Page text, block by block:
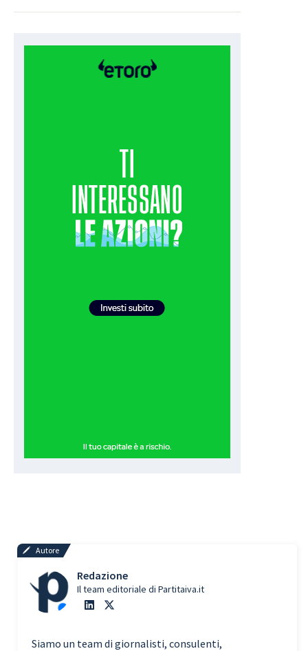
Autore
Redazione
Il team editoriale di Partitaiva.it
Siamo un team di giornalisti, consulenti,